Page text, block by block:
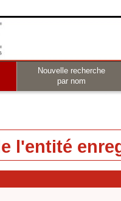
Nouvelle recherche
par nom
l'entité